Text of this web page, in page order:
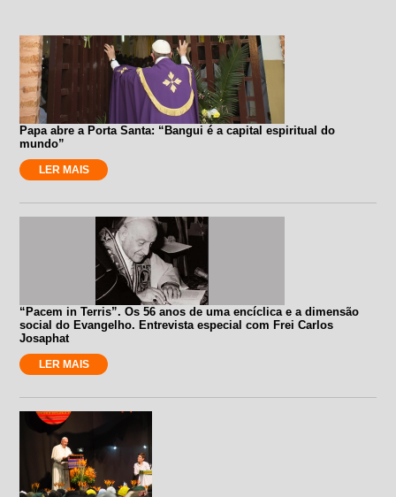
Papa abre a Porta Santa: “Bangui é a capital espiritual do
mundo”
LER MAIS
“Pacem in Terris”. Os 56 anos de uma encíclica e a dimensão
social do Evangelho. Entrevista especial com Frei Carlos
Josaphat
LER MAIS